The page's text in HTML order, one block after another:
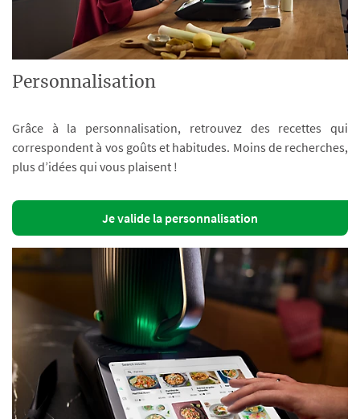
Personnalisation
Grâce à la personnalisation, retrouvez des recettes qui
correspondent à vos goûts et habitudes. Moins de recherches,
plus d’idées qui vous plaisent !
Je valide la personnalisation